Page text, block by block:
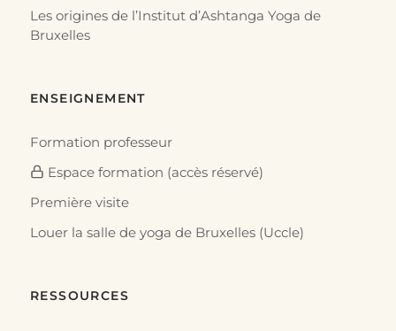
Les origines de l’Institut d’Ashtanga Yoga de
Bruxelles
ENSEIGNEMENT
Formation professeur
Espace formation (accès réservé)
Première visite
Louer la salle de yoga de Bruxelles (Uccle)
RESSOURCES